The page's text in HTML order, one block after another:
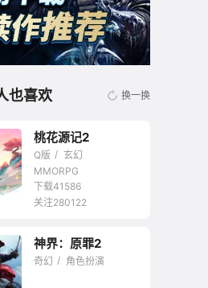
也喜欢 换一换
桃花源记2
Q版
玄幻
MMORPG
下载41586
关注280122
神界：原罪2
奇幻 角色扮演